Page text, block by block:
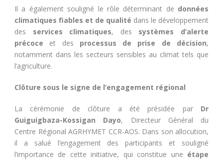
Il a également souligné le rôle déterminant de données
climatiques fiables et de qualité dans le développement
des services climatiques, des systèmes d’alerte
précoce et des processus de prise de décision,
notamment dans les secteurs sensibles au climat tels que
l’agriculture.
Clôture sous le signe de l’engagement régional
La cérémonie de clôture a été présidée par Dr
Guiguigbaza-Kossigan Dayo, Directeur Général du
Centre Régional AGRHYMET CCR-AOS. Dans son allocution,
il a salué l’engagement des participants et souligné
l’importance de cette initiative, qui constitue une étape